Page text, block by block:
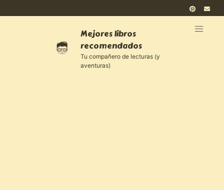
Mejores libros
recomendados
Tu compañero de lecturas (y
aventuras)